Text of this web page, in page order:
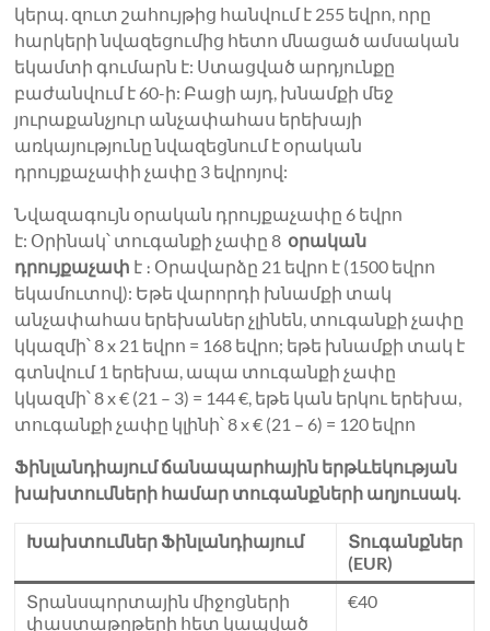
կերպ. զուտ շահույթից հանվում է 255 եվրո, որը
հարկերի նվազեցումից հետո մնացած ամսական
եկամտի գումարն է: Ստացված արդյունքը
բաժանվում է 60-ի: Բացի այդ, խնամքի մեջ
յուրաքանչյուր անչափահաս երեխայի
առկայությունը նվազեցնում է օրական
դրույքաչափի չափը 3 եվրոյով:
Նվազագույն օրական դրույքաչափը 6 եվրո
է: Օրինակ՝ տուգանքի չափը 8 օրական
դրույքաչափ է ։ Օրավարձը 21 եվրո է (1500 եվրո
եկամուտով): Եթե ​​վարորդի խնամքի տակ
անչափահաս երեխաներ չլինեն, տուգանքի չափը
կկազմի՝ 8 x 21 եվրո = 168 եվրո; եթե խնամքի տակ է
գտնվում 1 երեխա, ապա տուգանքի չափը
կկազմի՝ 8 x € (21 – 3) = 144 €, եթե կան երկու երեխա,
տուգանքի չափը կլինի՝ 8 x € (21 – 6) = 120 եվրո
Ֆինլանդիայում ճանապարհային երթևեկության
խախտումների համար տուգանքների աղյուսակ.
Խախտումներ Ֆինլանդիայում
Տուգանքներ
(EUR)
Տրանսպորտային միջոցների
փաստաթղթերի հետ կապված
€40